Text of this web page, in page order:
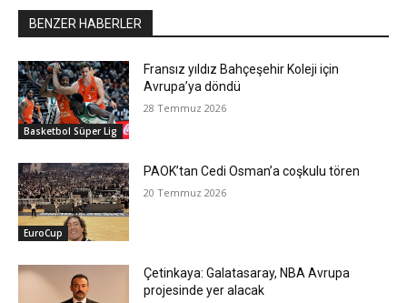
BENZER HABERLER
Basketbol Süper Lig
Fransız yıldız Bahçeşehir Koleji için
Avrupa’ya döndü
28 Temmuz 2026
EuroCup
PAOK’tan Cedi Osman’a coşkulu tören
20 Temmuz 2026
Çetinkaya: Galatasaray, NBA Avrupa
projesinde yer alacak